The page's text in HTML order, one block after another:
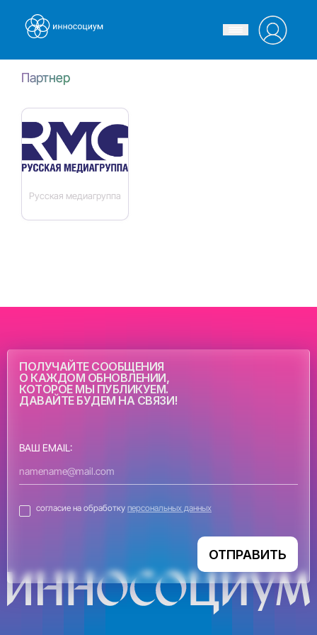
Партнер
Русская медиагруппа
ПОЛУЧАЙТЕ СООБЩЕНИЯ
О КАЖДОМ ОБНОВЛЕНИИ,
КОТОРОЕ МЫ ПУБЛИКУЕМ.
ДАВАЙТЕ БУДЕМ НА СВЯЗИ!
ВАШ EMAIL:
согласие на обработку персональных данных
ОТПРАВИТЬ